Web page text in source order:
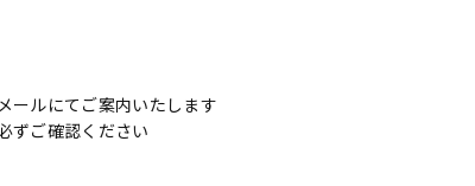
ールにてご案内いたします
ずご確認ください